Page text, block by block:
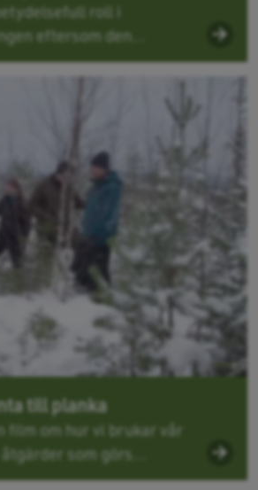
roll i
eftersom den...
till planka
film om hur vi brukar vår
som görs...